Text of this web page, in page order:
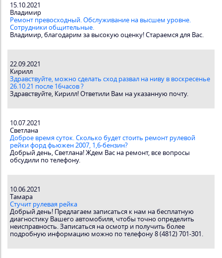
15.10.2021
Владимир
Ремонт превосходный. Обслуживание на высшем уровне.
Сотрудники общительные.
Владимир, благодарим за высокую оценку! Стараемся для Вас.
22.09.2021
Кирилл
Здравствуйте, можно сделать сход развал на ниву в воскресенье
26.10.21 после 16часов ?
Здравствуйте, Кирилл! Ответили Вам на указанную почту.
10.07.2021
Светлана
Доброе время суток. Сколько будет стоить ремонт рулевой
рейки форд фьюжен 2007, 1,6-бензин?
Добрый день, Светлана! Ждем Вас на ремонт, все вопросы
обсудили по телефону.
10.06.2021
Тамара
Стучит рулевая рейка
Добрый день! Предлагаем записаться к нам на бесплатную
диагностику Вашего автомобиля, чтобы точно определить
неисправность. Записаться на осмотр и получить более
подробную информацию можно по телефону 8 (4812) 701-301.